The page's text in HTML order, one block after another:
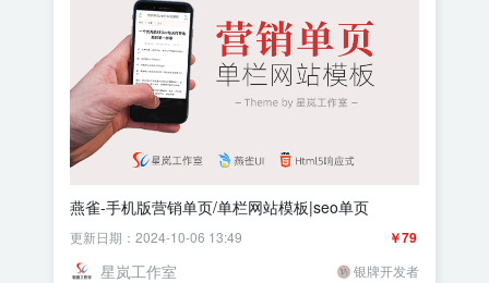
燕雀-手机版营销单页/单栏网站模板|seo单页
￥79
更新日期：2024-10-06 13:49
星岚工作室 银牌开发者